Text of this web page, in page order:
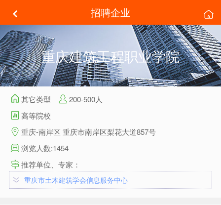
招聘企业
重庆建筑工程职业学院
其它类型
200-500人
高等院校
重庆-南岸区 重庆市南岸区梨花大道857号
浏览人数:1454
推荐单位、专家：
重庆市土木建筑学会信息服务中心